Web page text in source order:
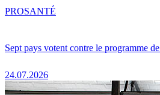
Sept pays votent contre le programme
24.07.2026
PROSANTÉ